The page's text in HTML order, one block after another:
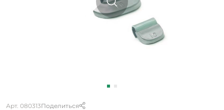
Арт. 080313Поделиться